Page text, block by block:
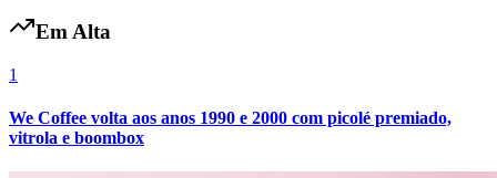
Em Alta
1
We Coffee volta aos anos 1990 e 2000 com picolé premiado,
vitrola e boombox